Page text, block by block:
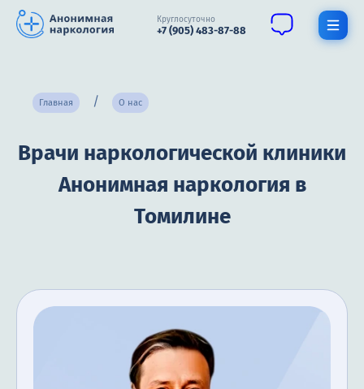
Круглосуточно
+7 (905) 483-87-88
Наркомания
Алкоголизм
Главная О нас
Врачи наркологической клиники
Анонимная наркология в
Томилине